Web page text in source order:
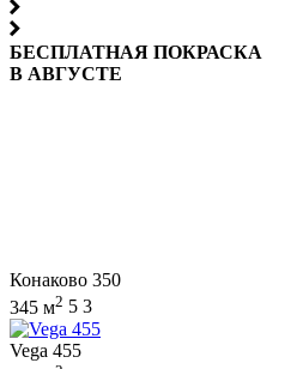
БЕСПЛАТНАЯ ПОКРАСКА
В АВГУСТЕ
Конаково 350
345 м2 5 3
Vega 455